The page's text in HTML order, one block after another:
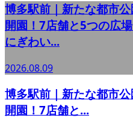
博多駅前｜新たな都市
開園！7店舗と5つの広
にぎわい...
2026.08.09
博多駅前｜新たな都市
開園！7店舗と...